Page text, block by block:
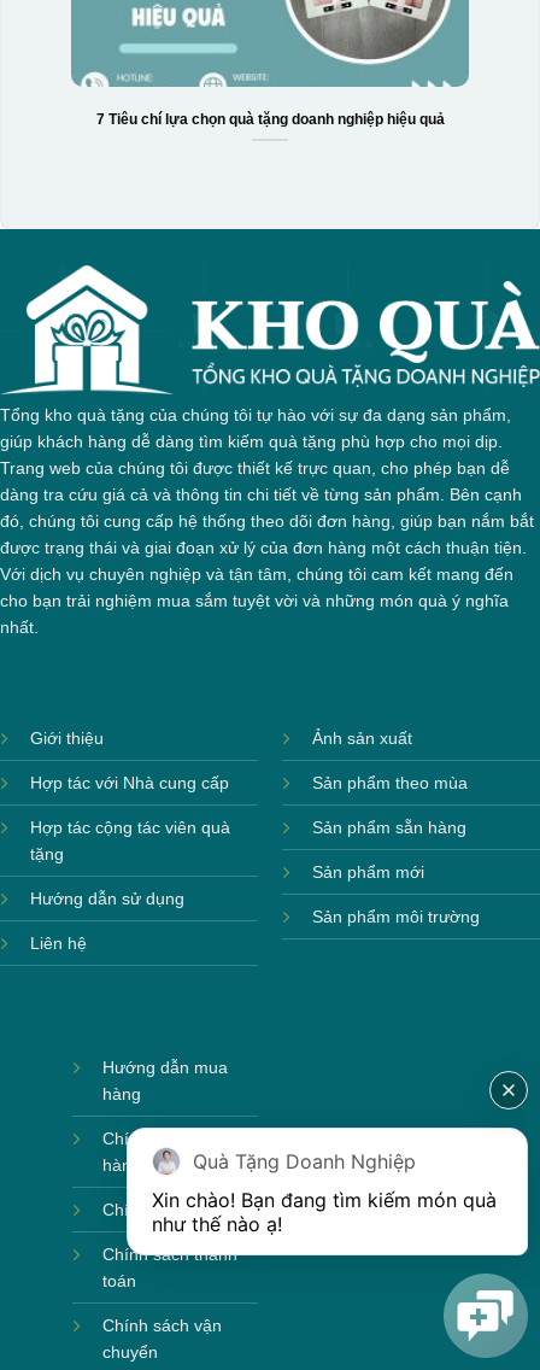
Hộp xi 3 hũ mứt
7 Tiêu chí lựa chọn quà tặng doanh nghiệp hiệu quả
Tổng kho quà tặng của chúng tôi tự hào với sự đa dạng sản phẩm,
giúp khách hàng dễ dàng tìm kiếm quà tặng phù hợp cho mọi dịp.
Trang web của chúng tôi được thiết kế trực quan, cho phép bạn dễ
dàng tra cứu giá cả và thông tin chi tiết về từng sản phẩm. Bên cạnh
đó, chúng tôi cung cấp hệ thống theo dõi đơn hàng, giúp bạn nắm bắt
được trạng thái và giai đoạn xử lý của đơn hàng một cách thuận tiện.
Với dịch vụ chuyên nghiệp và tận tâm, chúng tôi cam kết mang đến
cho bạn trải nghiệm mua sắm tuyệt vời và những món quà ý nghĩa
nhất.
Giới thiệu
Hợp tác với Nhà cung cấp
Hợp tác cộng tác viên quà
tặng
Hướng dẫn sử dụng
Liên hệ
Ảnh sản xuất
Sản phẩm theo mùa
Sản phẩm sẵn hàng
Sản phẩm mới
Sản phẩm môi trường
Hướng dẫn mua
hàng
Chính sách bảo
hành
Chính sách bảo mật
Chính sách thanh
toán
Chính sách vận
chuyển
Quà Tặng Doanh Nghiệp
Xin chào! Bạn đang tìm kiếm món quà
như thế nào ạ!